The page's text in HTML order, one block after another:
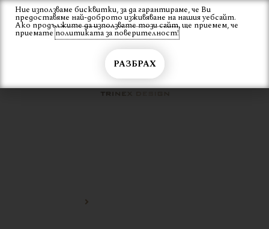
Skip
content
Вход
Ние използваме бисквитки, за да гарантираме, че Ви
предоставяме най-доброто изживяване на нашия уебсайт.
Ако продължите да използвате този сайт, ще приемем, че
приематеполитиката за поверителност!
РАЗБРАХ